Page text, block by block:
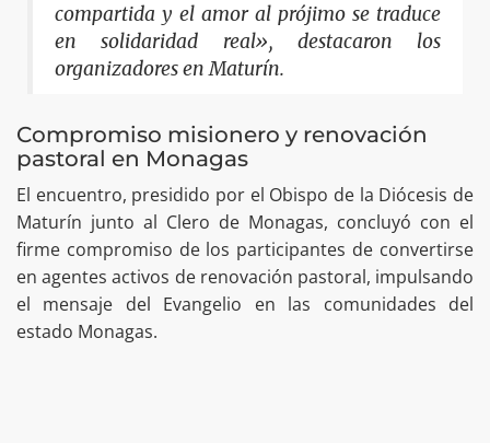
compartida y el amor al prójimo se traduce
en solidaridad real», destacaron los
organizadores en Maturín.
Compromiso misionero y renovación
pastoral en Monagas
El encuentro, presidido por el Obispo de la Diócesis de
Maturín junto al Clero de Monagas, concluyó con el
firme compromiso de los participantes de convertirse
en agentes activos de renovación pastoral, impulsando
el mensaje del Evangelio en las comunidades del
estado Monagas.